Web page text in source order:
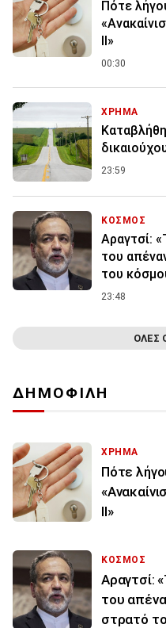
Πότε
ΙΙ»
00:30
ΧΡΗΜΑ
23:59
ΚΟΣΜΟΣ
Αραγτσί:
του
του
23:48
ΟΛΕΣ
ΔΗΜΟΦΙΛΗ
ΧΡΗΜΑ
Πότε
ΙΙ»
ΚΟΣΜΟΣ
Αραγτσί:
του
στρατό